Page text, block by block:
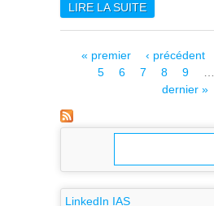
LIRE LA SUITEDE
SIMONS
Pages
« premier ‹ précédent
5
6 7 8 9 …
dernier »
LinkedIn IAS